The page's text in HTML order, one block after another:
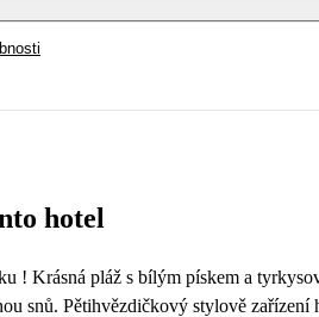
hotel
! Krásná pláž s bílým pískem a
snů. Pětihvězdičkový stylově zařízení